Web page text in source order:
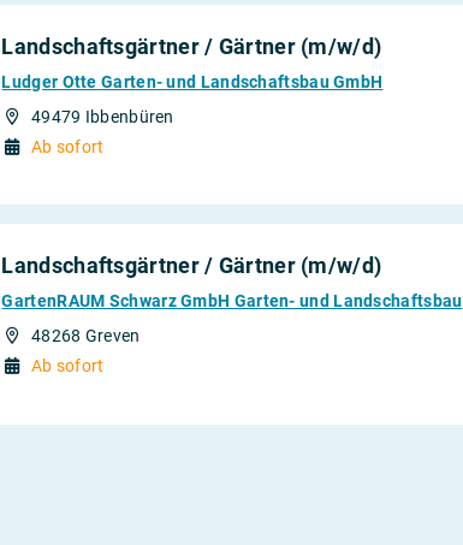
Landschaftsgärtner / Gärtner (m/w/d)
Ludger Otte Garten- und Landschaftsbau GmbH
49479 Ibbenbüren
Ab sofort
Landschaftsgärtner / Gärtner (m/w/d)
GartenRAUM Schwarz GmbH Garten- und Landschaftsbau
48268 Greven
Ab sofort